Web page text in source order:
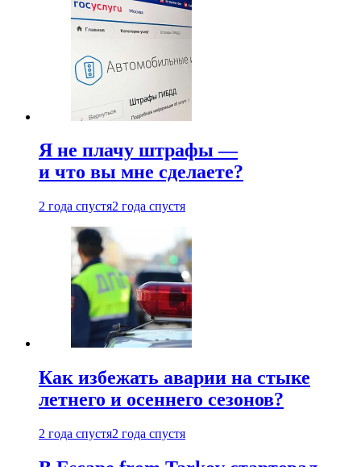
Я не плачу штрафы —
и что вы мне сделаете?
2 года спустя2 года спустя
Как избежать аварии на стыке
летнего и осеннего сезонов?
2 года спустя2 года спустя